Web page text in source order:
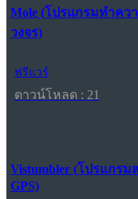
Mole (โปรแกรมทำคว
วงจร)
ฟรีแวร์
ดาวน์โหลด : 21
Vistumbler (โปรแกร
GPS)